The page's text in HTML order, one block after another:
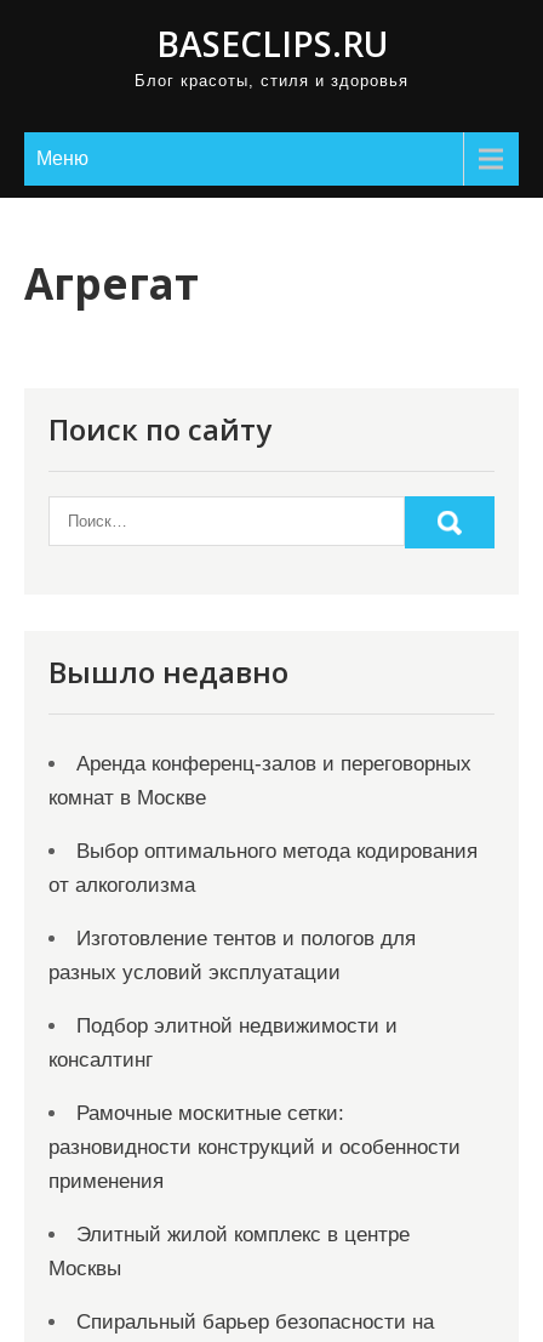
BASECLIPS.RU
Блог красоты, стиля и здоровья
Меню
Агрегат
Поиск по сайту
Вышло недавно
Аренда конференц-залов и переговорных
комнат в Москве
Выбор оптимального метода кодирования
от алкоголизма
Изготовление тентов и пологов для
разных условий эксплуатации
Подбор элитной недвижимости и
консалтинг
Рамочные москитные сетки:
разновидности конструкций и особенности
применения
Элитный жилой комплекс в центре
Москвы
Спиральный барьер безопасности на